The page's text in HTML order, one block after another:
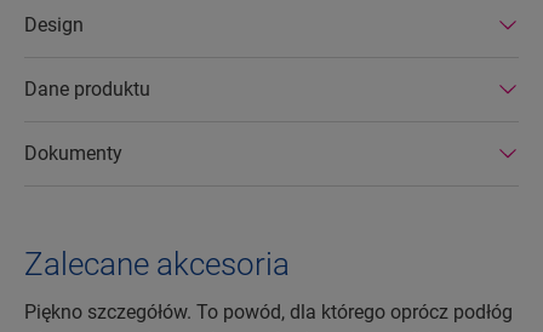
usuwać.
Design
Dane produktu
Dokumenty
Zalecane akcesoria
Piękno szczegółów. To powód, dla którego oprócz podłóg